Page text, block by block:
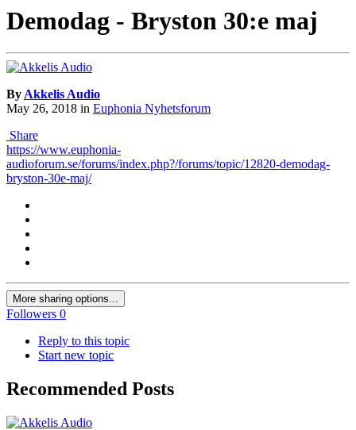
Demodag - Bryston 30:e maj
ByAkkelis Audio
May 26, 2018 in Euphonia Nyhetsforum
Share
https://www.euphonia-
audioforum.se/forums/index.php?/forums/topic/12820-demodag-
bryston-30e-maj/
More sharing options...
Followers 0
Reply to this topic
Start new topic
Recommended Posts